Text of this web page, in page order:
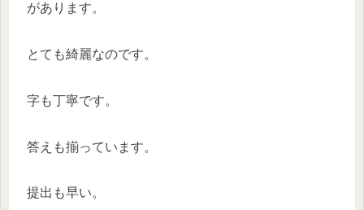
があります。
とても綺麗なのです。
字も丁寧です。
答えも揃っています。
提出も早い。